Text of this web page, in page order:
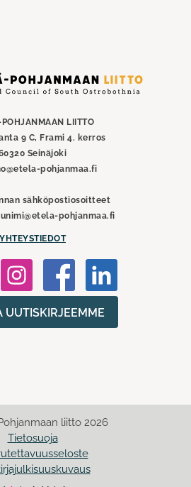
POHJANMAAN LIITTO
9 C, Frami 4. kerros
Seinäjoki
pohjanmaa.fi
sähköpostiosoitteet
pohjanmaa.fi
YHTEYSTIEDOT
UUTISKIRJEEMME
liitto 2026
Tietosuoja